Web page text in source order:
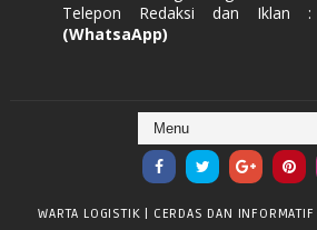
Telepon Redaksi dan Iklan :
(WhatsaApp)
WARTA LOGISTIK | CERDAS DAN